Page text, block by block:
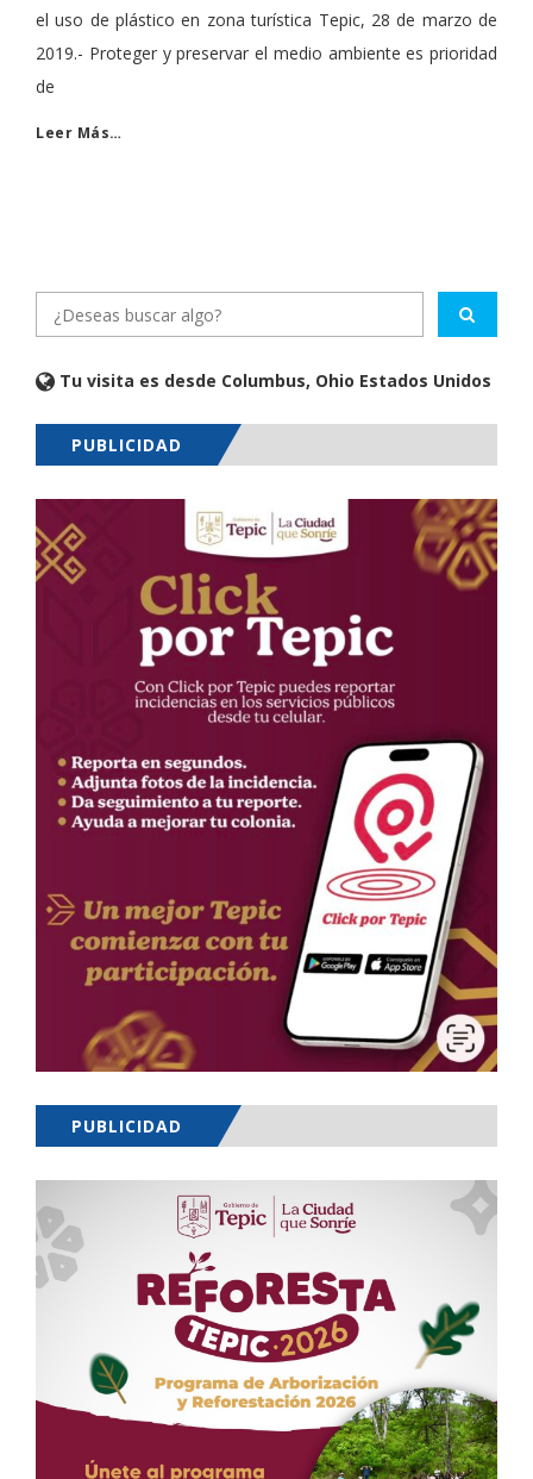
el uso de plástico en zona turística Tepic, 28 de marzo de
2019.- Proteger y preservar el medio ambiente es prioridad
de
Leer Más…
Tu visita es desde Columbus, Ohio Estados Unidos
PUBLICIDAD
PUBLICIDAD